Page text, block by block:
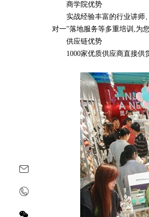
商学院优势
实战经验丰富的行业讲师、
对一"落地服务等多重培训,为
供应链优势
1000家优质供应商直接供货